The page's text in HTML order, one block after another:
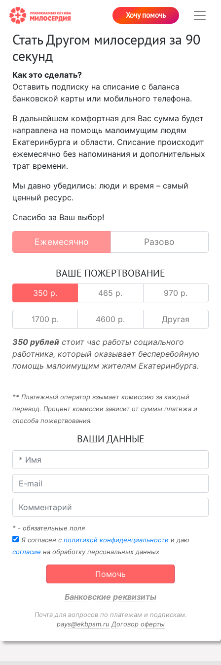
Хочу помочь
Стать Другом милосердия за 90
секунд
Как это сделать?
Оставить подписку на списание с баланса
банковской карты или мобильного телефона.
В дальнейшем комфортная для Вас сумма будет
направлена на помощь малоимущим людям
Екатеринбурга и области. Списание происходит
ежемесячно без напоминания и дополнительных
трат времени.
Мы давно убедились: люди и время – самый
ценный ресурс.
Спасибо за Ваш выбор!
Ежемесячно Разово
ВАШЕ ПОЖЕРТВОВАНИЕ
350 р. 465 р. 970 р.
1700 р. 4600 р. Другая
350 рублей стоит час работы социального
работника, который оказывает бесперебойную
помощь малоимущим жителям Екатеринбурга.
** Платежный оператор взымает комиссию за каждый
перевод. Процент комиссии зависит от суммы платежа и
способа пожертвования.
ВАШИ ДАННЫЕ
* - обязательные поля
Я согласен с политикой конфиденциальности и даю
согласие на обработку персональных данных
Помочь
Банковские реквизиты
Почта для вопросов по платежам и подпискам.
pays@ekbpsm.ru Договор оферты